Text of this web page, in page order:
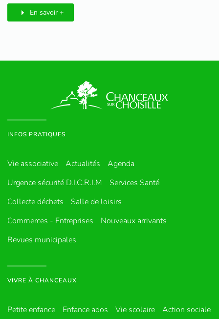
En savoir +
INFOS PRATIQUES
Vie associative Actualités
Agenda
Urgence sécurité D.I.C.R.I.M
Services Santé
Collecte déchets
Salle de loisirs
Commerces - Entreprises
Nouveaux arrivants
Revues municipales
VIVRE À CHANCEAUX
Petite enfance Enfance ados Vie scolaire
Action sociale